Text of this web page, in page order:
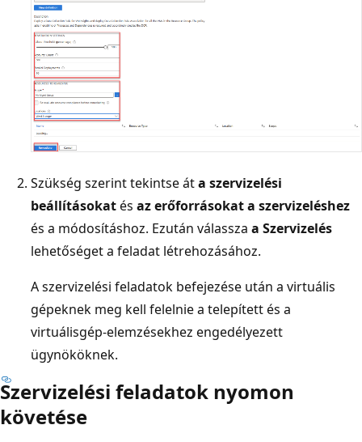
Szükség szerint tekintse áta szervizelési
beállításokatés az erőforrásokat a szervizeléshez
és a módosításhoz. Ezután válassza a Szervizelés
lehetőséget a feladat létrehozásához.
A szervizelési feladatok befejezése után a virtuális
gépeknek meg kell felelnie a telepített és a
virtuálisgép-elemzésekhez engedélyezett
ügynököknek.
Szervizelési feladatok nyomon
követése